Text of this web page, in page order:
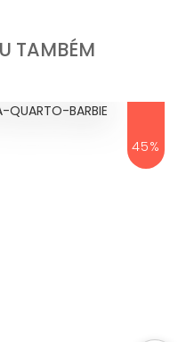
TAMBÉM
45%